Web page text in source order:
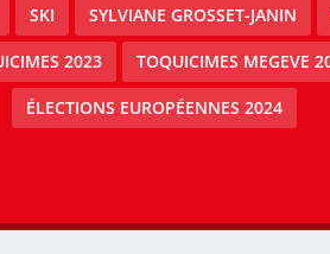
SKI SYLVIANE GROSSET-JANIN
2023 TOQUICIMES MEGEVE
ÉLECTIONS EUROPÉENNES 2024